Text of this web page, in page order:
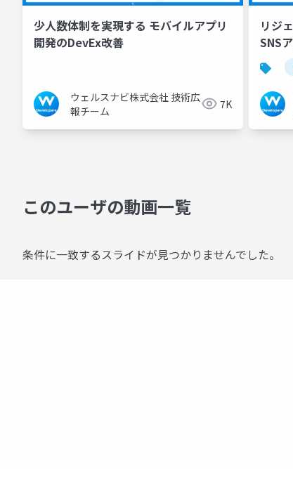
少人数体制を実現する モバイルアプリ
開発のDevEx改善
ウェルスナビ株式会社 技術広
報チーム
7K
リジ
SNS
このユーザの動画一覧
条件に一致するスライドが見つかりませんでした。